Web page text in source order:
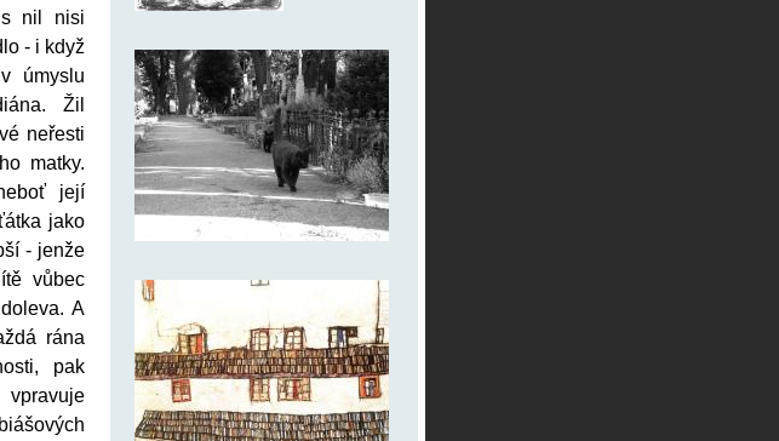
nil nisi
- i když
úmyslu
Žil
neřesti
matky.
její
jako
- jenže
vůbec
A
rána
pak